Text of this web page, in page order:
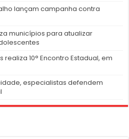
lançam campanha contra
municípios para atualizar
10° Encontro Estadual, em
especialistas defendem